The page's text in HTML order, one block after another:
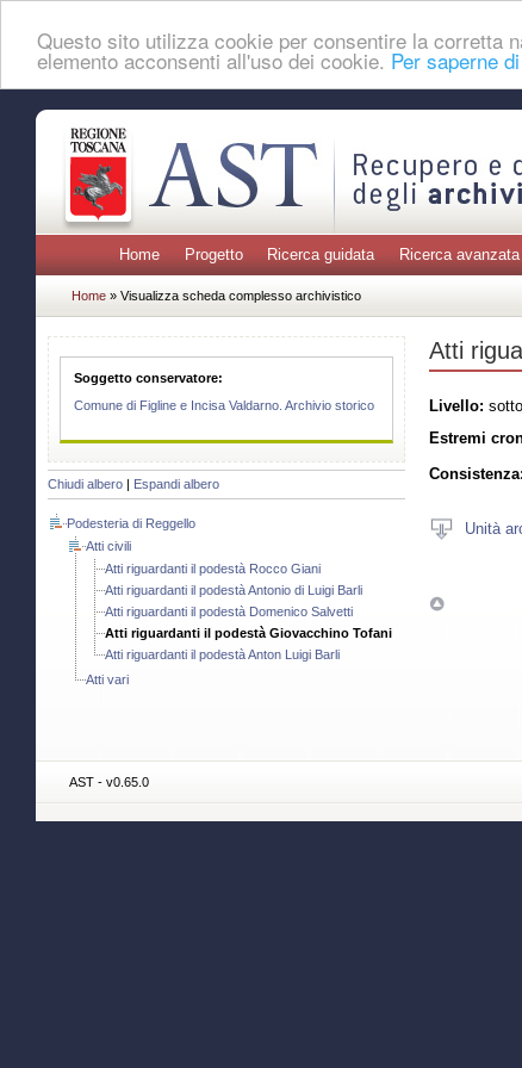
Questo sito utilizza cookie per consentire la corretta
elemento acconsenti all'uso dei cookie. Per saperne
Home Progetto Ricerca guidata Ricerca avanzata
Home » Visualizza scheda complesso archivistico
Soggetto conservatore:
Comune di Figline e Incisa Valdarno. Archivio storico
Chiudi albero Espandi albero
Podesteria di Reggello
Atti civili
Atti riguardanti il podestà Rocco Giani
Atti riguardanti il podestà Antonio di Luigi Barli
Atti riguardanti il podestà Domenico Salvetti
Atti riguardanti il podestà Giovacchino Tofani
Atti riguardanti il podestà Anton Luigi Barli
Atti vari
Atti
Livello:
Estremi
Consistenza:
Unità
AST - v0.65.0